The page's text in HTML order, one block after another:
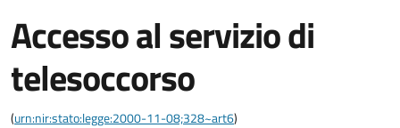
Accesso al servizio di
telesoccorso
(urn:nir:stato:legge:2000-11-08;328~art6)